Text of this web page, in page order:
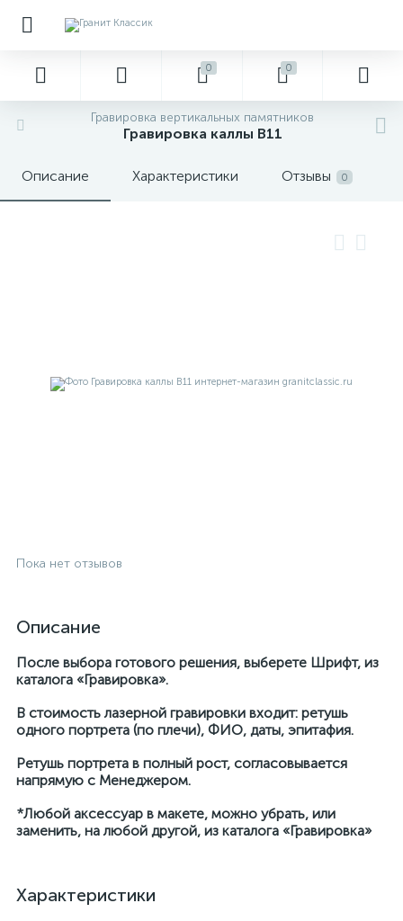
0 0
Гравировка вертикальных памятников
Гравировка каллы В11
Описание Характеристики Отзывы 0
Пока нет отзывов
Описание
После выбора готового решения, выберете Шрифт, из
каталога «Гравировка».
В стоимость лазерной гравировки входит: ретушь
одного портрета (по плечи), ФИО, даты, эпитафия.
Ретушь портрета в полный рост, согласовывается
напрямую с Менеджером.
*Любой аксессуар в макете, можно убрать, или
заменить, на любой другой, из каталога «Гравировка»
Характеристики